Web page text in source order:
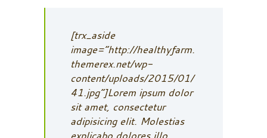
[trx_aside
image=”http://healthyfarm.
themerex.net/wp-
content/uploads/2015/01/
41.jpg”]Lorem ipsum dolor
sit amet, consectetur
adipisicing elit. Molestias
explicabo dolores illo